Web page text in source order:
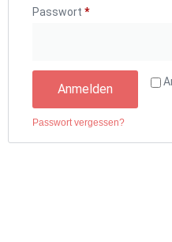
Passwort *
Anmelden
Passwort vergessen?